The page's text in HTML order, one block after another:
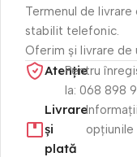
Termenul de livrare
stabilit telefonic.
Oferim și livrare de
Atenție​
Pentru
la: 068 898
Livrare
și
plată
opțiunile